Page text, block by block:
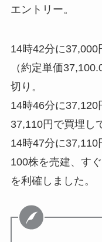
エントリー。
14時42分に
（約定単価
切り。
14時46分に37,120
37,110円で買埋し
14時47分に
100株を売建、す
を利確しました。